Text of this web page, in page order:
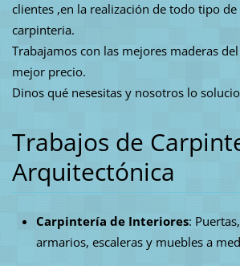
clientes ,en la realización de todo tipo
carpinteria.
Trabajamos con las mejores maderas
mejor precio.
Dinos qué nesesitas y nosotros lo
Trabajos de
Arquitectónica
Carpintería de Interiores:
armarios, escaleras y muebles a